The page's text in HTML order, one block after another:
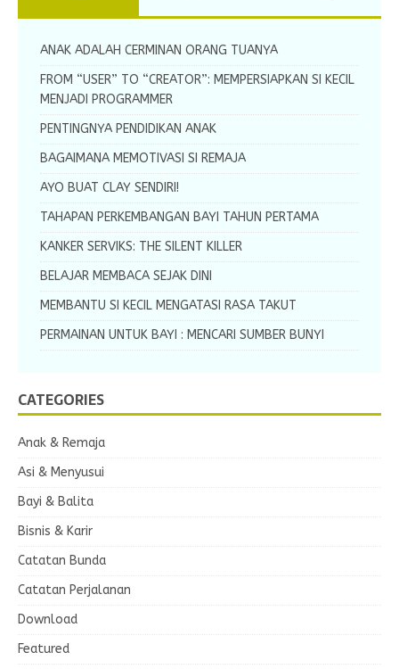
ANAK ADALAH CERMINAN ORANG TUANYA
FROM “USER” TO “CREATOR”: MEMPERSIAPKAN SI KECIL
MENJADI PROGRAMMER
PENTINGNYA PENDIDIKAN ANAK
BAGAIMANA MEMOTIVASI SI REMAJA
AYO BUAT CLAY SENDIRI!
TAHAPAN PERKEMBANGAN BAYI TAHUN PERTAMA
KANKER SERVIKS: THE SILENT KILLER
BELAJAR MEMBACA SEJAK DINI
MEMBANTU SI KECIL MENGATASI RASA TAKUT
PERMAINAN UNTUK BAYI : MENCARI SUMBER BUNYI
CATEGORIES
Anak & Remaja
Asi & Menyusui
Bayi & Balita
Bisnis & Karir
Catatan Bunda
Catatan Perjalanan
Download
Featured